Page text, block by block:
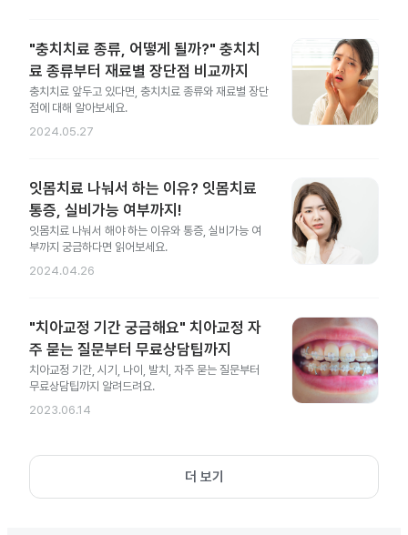
"충치치료 종류, 어떻게 될까?" 충치치
료 종류부터 재료별 장단점 비교까지
충치치료 앞두고 있다면, 충치치료 종류와 재료별 장단
점에 대해 알아보세요.
2024.05.27
잇몸치료 나눠서 하는 이유? 잇몸치료
통증, 실비가능 여부까지!
잇몸치료 나눠서 해야 하는 이유와 통증, 실비가능 여
부까지 궁금하다면 읽어보세요.
2024.04.26
"치아교정 기간 궁금해요" 치아교정 자
주 묻는 질문부터 무료상담팁까지
치아교정 기간, 시기, 나이, 발치, 자주 묻는 질문부터
무료상담팁까지 알려드려요.
2023.06.14
더 보기